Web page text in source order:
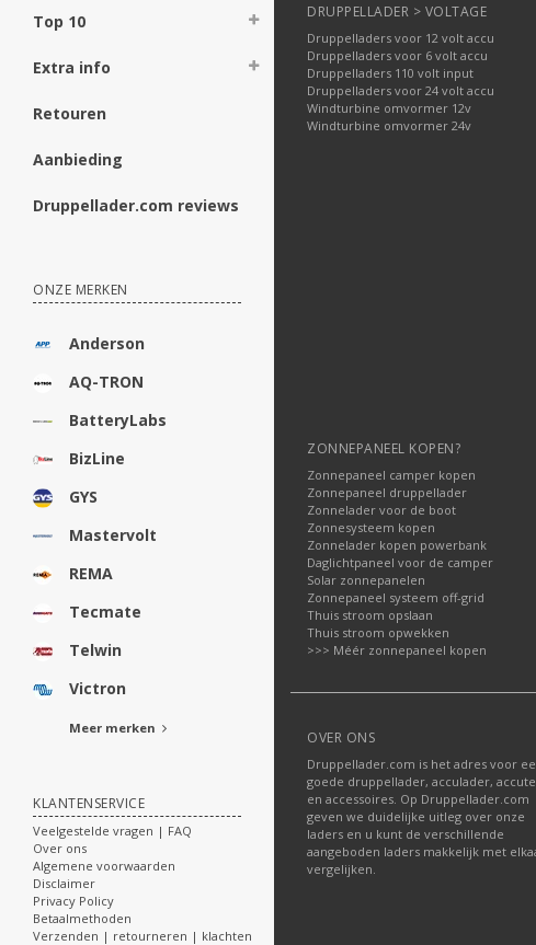
Top 10
Extra info
Retouren
Aanbieding
Druppellader.com reviews
ONZE MERKEN
Anderson
AQ-TRON
BatteryLabs
BizLine
GYS
Mastervolt
REMA
Tecmate
Telwin
Victron
Meer merken
KLANTENSERVICE
Veelgestelde vragen | FAQ
Over ons
Algemene voorwaarden
Disclaimer
Privacy Policy
Betaalmethoden
Verzenden | retourneren | klachten
DRUPPELLADER > VOLTAGE
Druppelladers voor 12 volt accu
Druppelladers voor 6 volt accu
Druppelladers 110 volt input
Druppelladers voor 24 volt accu
Windturbine omvormer 12v
Windturbine omvormer 24v
ZONNEPANEEL KOPEN?
Zonnepaneel camper kopen
Zonnepaneel druppellader
Zonnelader voor de boot
Zonnesysteem kopen
Zonnelader kopen powerbank
Daglichtpaneel voor de camper
Solar zonnepanelen
Zonnepaneel systeem off-grid
Thuis stroom opslaan
Thuis stroom opwekken
>>> Méér zonnepaneel kopen
OVER ONS
Druppellader.com is het adres voor
goede druppellader, acculader,
en accessoires. Op Druppellader.com
geven we duidelijke uitleg over onze
laders en u kunt de verschillende
aangeboden laders makkelijk met
vergelijken.